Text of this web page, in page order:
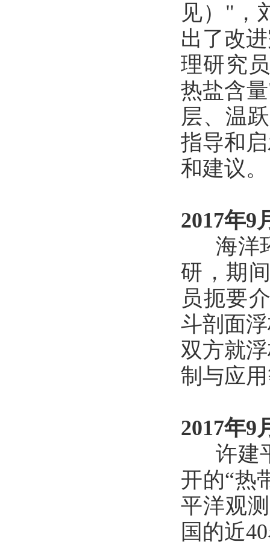
见）"，
出了改
理研究
热盐含
层、温
指导和
和建议。
2017年9
海洋环
研，期
员扼要
斗剖面
双方就
制与应
2017年9
许建平
开的“热
平洋观
国的近